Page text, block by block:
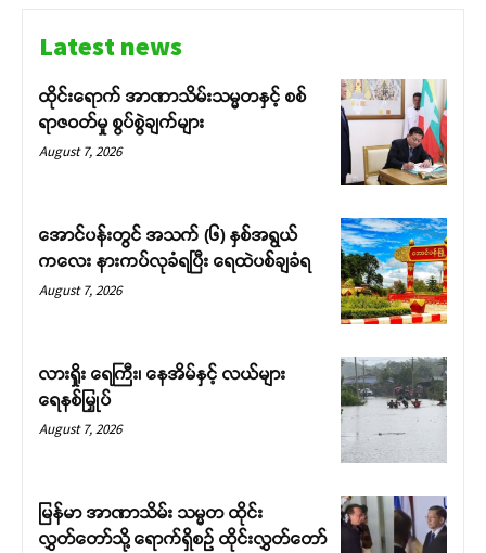
Latest news
ထိုင်းရောက် အာဏာသိမ်းသမ္မတနှင့် စစ်
ရာဇဝတ်မှု စွပ်စွဲချက်များ
August 7, 2026
အောင်ပန်းတွင် အသက် (၆) နှစ်အရွယ်
ကလေး နားကပ်လုခံရပြီး ရေထဲပစ်ချခံရ
August 7, 2026
လားရှိုး ရေကြီး၊ နေအိမ်နှင့် လယ်များ
ရေနစ်မြှုပ်
August 7, 2026
မြန်မာ အာဏာသိမ်း သမ္မတ ထိုင်း
လွှတ်တော်သို့ ရောက်ရှိစဉ် ထိုင်းလွှတ်တော်